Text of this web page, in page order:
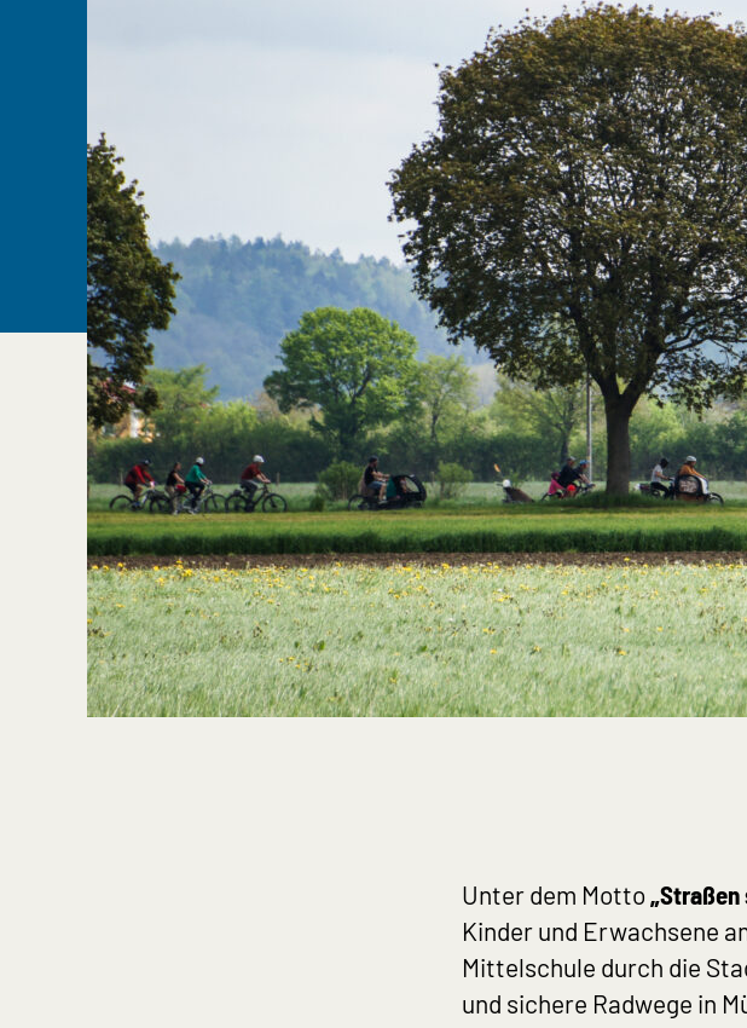
Unter dem Motto
Kinder und Erwachsene
Mittelschule durch die
und sichere Radwege in